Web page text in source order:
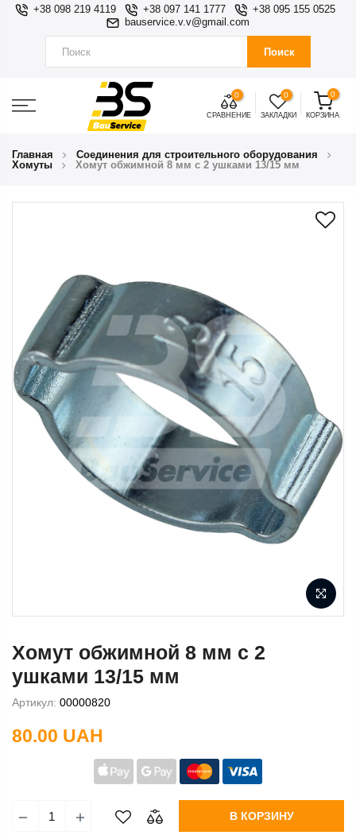
+38 098 219 4119 +38 097 141 1777
+38 095 155 0525
bauservice.v.v@gmail.com
Поиск
0
СРАВНЕНИЕ
0
ЗАКЛАДКИ
0
КОРЗИНА
Главная
Соединения для строительного оборудования
Хомуты
Хомут обжимной 8 мм с 2 ушками 13/15 мм
Хомут обжимной 8 мм с 2
ушками 13/15 мм
Артикул: 00000820
80.00 UAH
В КОРЗИНУ